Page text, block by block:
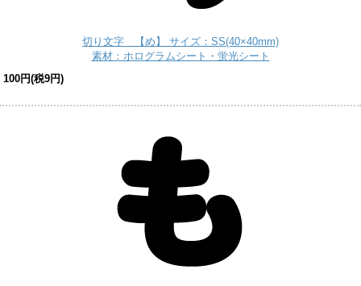
切り文字 【め】 サイズ：SS(40×40mm)
素材：ホログラムシート・蛍光シート
100円(税9円)